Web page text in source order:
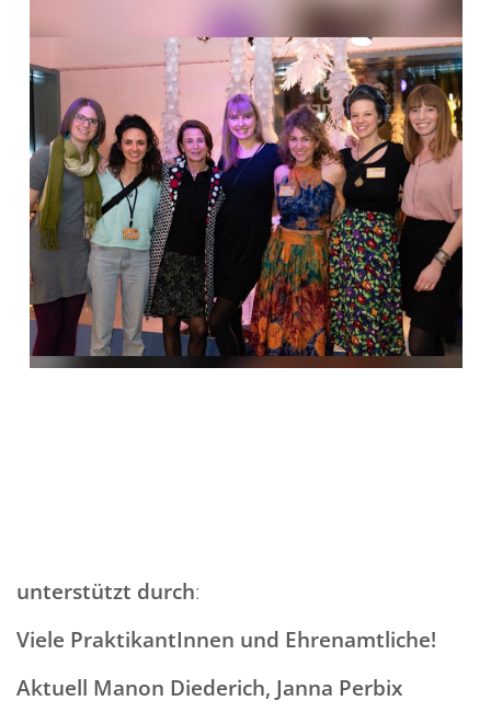
unterstützt durch:
Viele PraktikantInnen und Ehrenamtliche!
Aktuell Manon Diederich, Janna Perbix